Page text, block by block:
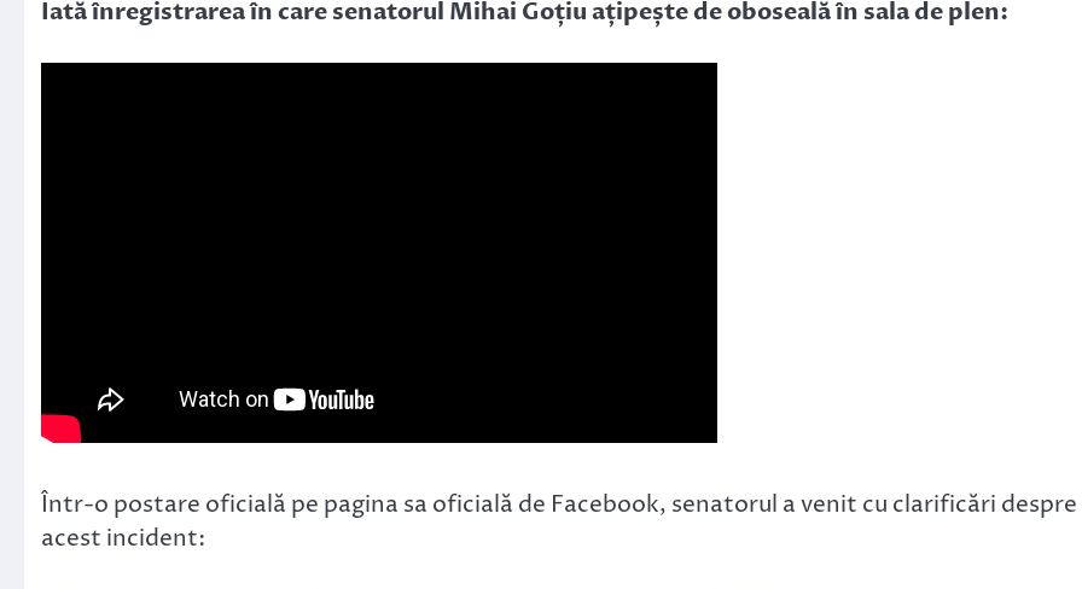
Iată înregistrarea în care senatorul Mihai Goțiu ațipește de oboseală în sala de plen:
Într-o postare oficială pe pagina sa oficială de Facebook, senatorul a venit cu clarificări despre
acest incident: